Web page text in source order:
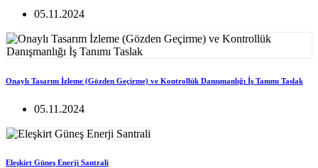
05.11.2024
Onaylı Tasarım İzleme (Gözden Geçirme) ve Kontrollük Danışmanlığı İş Tanımı Taslak
05.11.2024
Eleşkirt Güneş Enerji Santrali